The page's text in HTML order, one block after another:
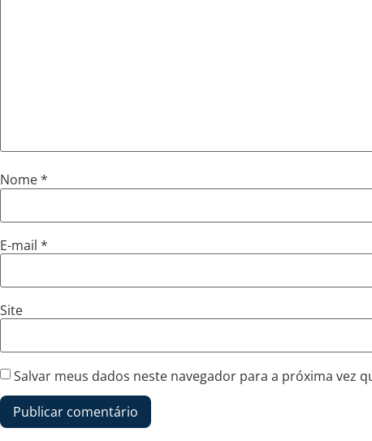
Nome*
E-mail *
Site
Salvar meus dados neste navegador para a próxima vez